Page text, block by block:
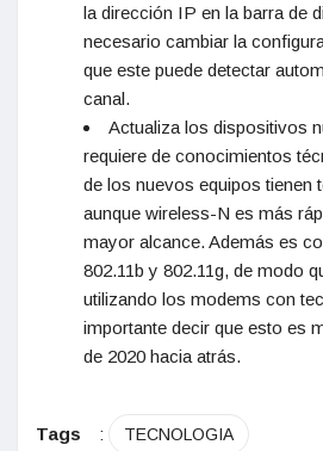
la dirección IP en la barra de
necesario cambiar la
que este puede detectar
canal.
Actualiza los dispositivos
requiere de conocimientos
de los nuevos equipos tienen
aunque wireless-N es más
mayor alcance. Además es
802.11b y 802.11g, de modo
utilizando los modems con
importante decir que esto es
de 2020 hacia atrás.
Tags : TECNOLOGIA